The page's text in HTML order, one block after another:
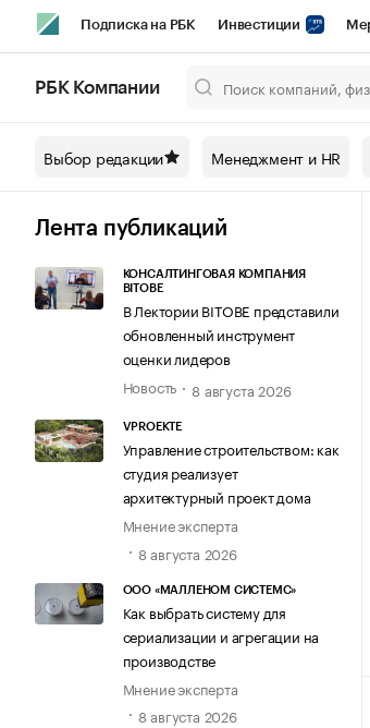
Подписка на РБК Инвестиции
Спецпроекты СПб Конференции СПб
Технологии и медиа
РБК Компании
Выбор редакции Менеджмент и HR
Лента публикаций
КОНСАЛТИНГОВАЯ КОМПАНИЯ
BITOBE
В Лектории BITOBE представили
обновленный инструмент
оценки лидеров
Новость
8 августа 2026
VPROEKTE
Управление строительством: как
студия реализует
архитектурный проект дома
Мнение эксперта
8 августа 2026
ООО «МАЛЛЕНОМ СИСТЕМС»
Как выбрать систему для
сериализации и агрегации на
производстве
Мнение эксперта
8 августа 2026